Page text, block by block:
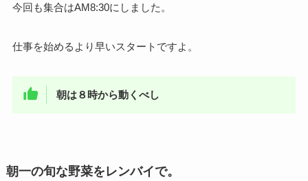
今回も集合はAM8:30にしました。
仕事を始めるより早いスタートですよ。
朝は８時から動くべし
朝一の旬な野菜をレンバイで。